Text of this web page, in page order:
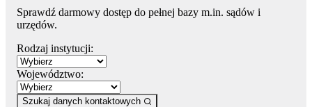
Sprawdź darmowy dostęp do pełnej bazy m.in. sądów i
urzędów.
Rodzaj instytucji:
Województwo:
Szukaj danych kontaktowych